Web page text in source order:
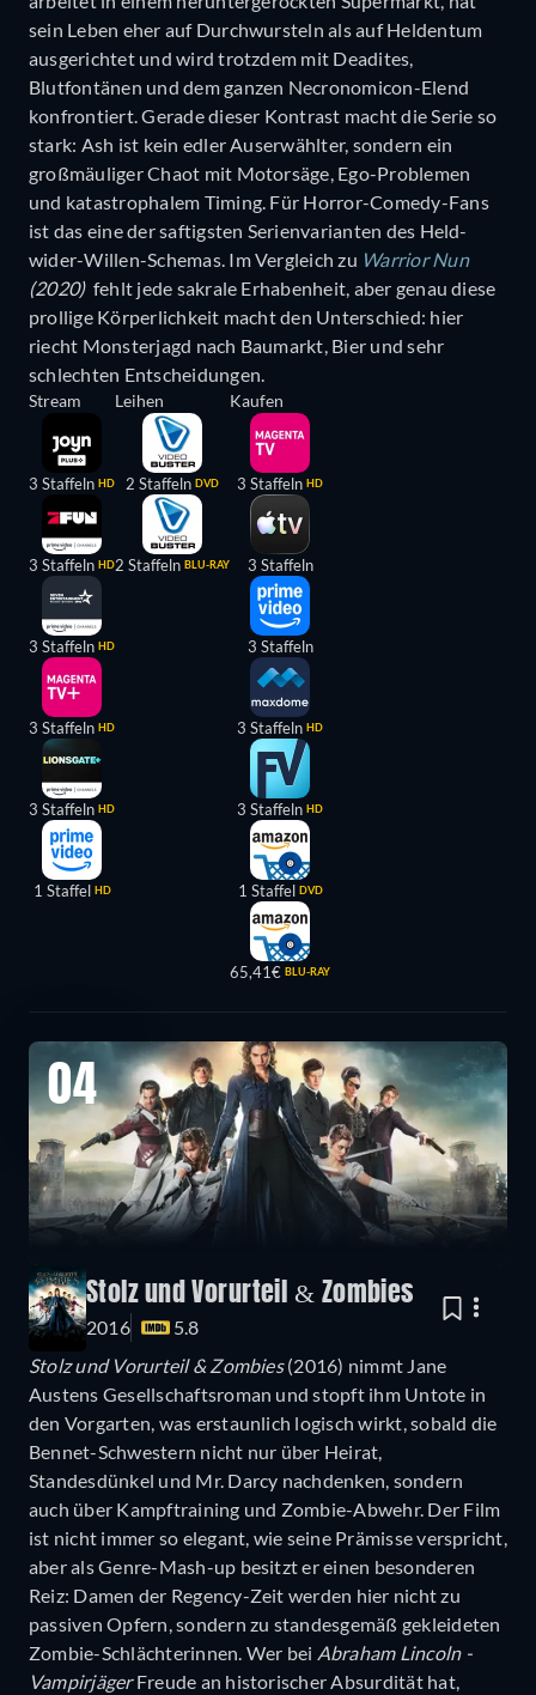
sein Leben eher auf Durchwursteln als auf Heldentum
ausgerichtet und wird trotzdem mit Deadites,
Blutfontänen und dem ganzen Necronomicon-Elend
konfrontiert. Gerade dieser Kontrast macht die Serie so
stark: Ash ist kein edler Auserwählter, sondern ein
großmäuliger Chaot mit Motorsäge, Ego-Problemen
und katastrophalem Timing. Für Horror-Comedy-Fans
ist das eine der saftigsten Serienvarianten des Held-
wider-Willen-Schemas. Im Vergleich zu Warrior Nun
(2020) fehlt jede sakrale Erhabenheit, aber genau diese
prollige Körperlichkeit macht den Unterschied: hier
riecht Monsterjagd nach Baumarkt, Bier und sehr
schlechten Entscheidungen.
Stream
3 Staffeln HD
3 Staffeln HD
3 Staffeln HD
3 Staffeln HD
3 Staffeln HD
1 Staffel HD
Leihen
2 Staffeln DVD
2 Staffeln BLU-RAY
Kaufen
3 Staffeln HD
3 Staffeln
3 Staffeln
3 Staffeln HD
3 Staffeln HD
1 Staffel DVD
65,41€ BLU-RAY
04
Stolz und Vorurteil & Zombies
2016
5.8
Stolz und Vorurteil & Zombies(2016) nimmt Jane
Austens Gesellschaftsroman und stopft ihm Untote in
den Vorgarten, was erstaunlich logisch wirkt, sobald die
Bennet-Schwestern nicht nur über Heirat,
Standesdünkel und Mr. Darcy nachdenken, sondern
auch über Kampftraining und Zombie-Abwehr. Der Film
ist nicht immer so elegant, wie seine Prämisse verspricht,
aber als Genre-Mash-up besitzt er einen besonderen
Reiz: Damen der Regency-Zeit werden hier nicht zu
passiven Opfern, sondern zu standesgemäß gekleideten
Zombie-Schlächterinnen. Wer bei Abraham Lincoln -
VampirjägerFreude an historischer Absurdität hat,